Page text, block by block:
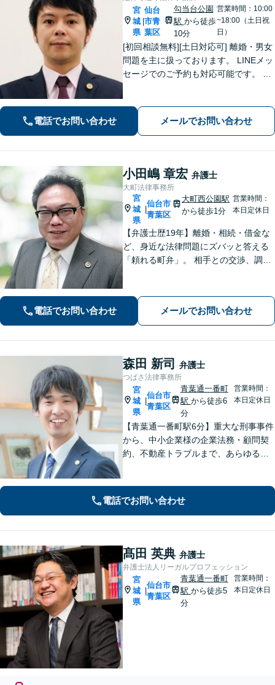
宮
城
県
仙台
市青
葉区
勾当台公園
駅 から徒歩
10分
営業時間：10:00
~18:00（土日祝
日）
[初回相談無料][土日対応可] 離婚・男女
問題を主に扱っております。 LINEメッ
セージでのご予約も対応可能です。 LI
in.ee/uFqpYWb
電話でお問い合わせ メールでお問い合わせ
小田嶋 章宏 弁護士
大町法律事務所
宮
城
県
仙台市
青葉区
大町西公園駅
から徒歩1分
営業時間：
本日定休日
【弁護士歴19年】離婚・相続・借金な
ど、身近な法律問題にズバッと答える
「頼れる町弁」。 相手との交渉、調
談料30分1,100円】【大町西公園駅1
分】【夜間・休日対応可能】
電話でお問い合わせ メールでお問い合わせ
森田 新司 弁護士
つばさ法律事務所
宮
城
県
仙台市
青葉区
青葉通一番町
駅 から徒歩6
分
営業時間：
本日定休日
【青葉通一番町駅6分】重大な刑事事件
から、中小企業様の企業法務・顧問契
約、不動産トラブルまで、あらゆる法
もございます。一人で抱え込まず、ま
ずは初回無料相談へご連絡ください。
電話でお問い合わせ
髙田 英典 弁護士
弁護士法人リーガルプロフェッション
宮
城
県
仙台市
青葉区
青葉通一番町
駅 から徒歩5
分
営業時間：
本日定休日